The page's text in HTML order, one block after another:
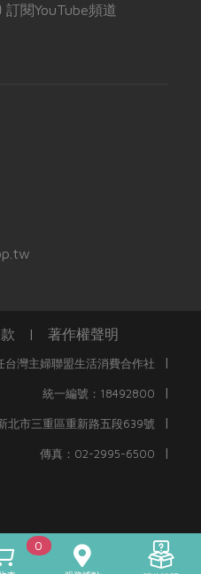
訂閱YouTube頻道
| 著作權聲明
灣主婦聯盟生活消費合作社 |
統一編號：18492800 |
北市三重區重新路五段639號 |
傳真：02-2995-6500 |
0